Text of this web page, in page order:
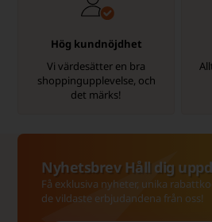
Hög kundnöjdhet
Vi värdesätter en bra
shoppingupplevelse, och
det märks!
Nyhetsbrev Håll dig
Få exklusiva nyheter, unika
de vildaste erbjudandena från oss!